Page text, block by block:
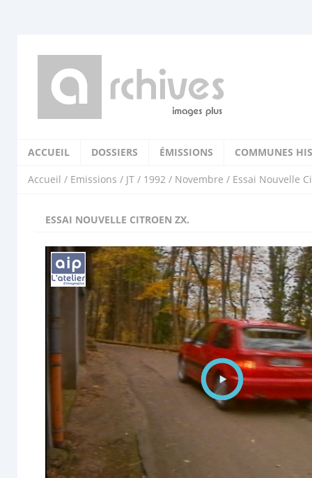
ACCUEIL DOSSIERS ÉMISSIONS COMMUNES
Accueil / Emissions / JT / 1992 / Novembre / Essai Nouvelle
ESSAI NOUVELLE CITROEN ZX.